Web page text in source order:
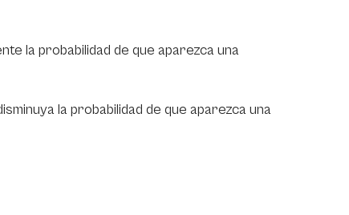
la probabilidad de que aparezca una
la probabilidad de que aparezca una